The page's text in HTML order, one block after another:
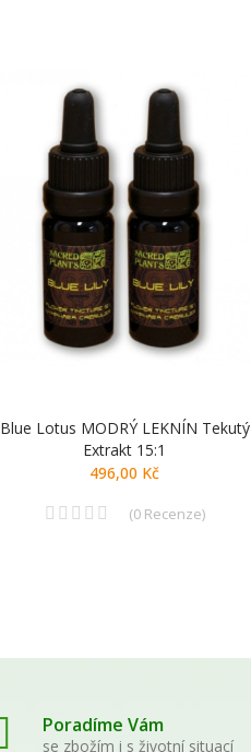
Blue Lotus MODRÝ LEKNÍN Tekutý
Extrakt 15:1
496,00 Kč
(0Recenze)
Poradíme Vám
se zbožím i s životní situací